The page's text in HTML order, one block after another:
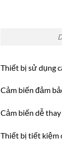
Thiết bị sử dụng
Cảm biến đảm
Cảm biến dễ
Thiết bị tiết kiệm